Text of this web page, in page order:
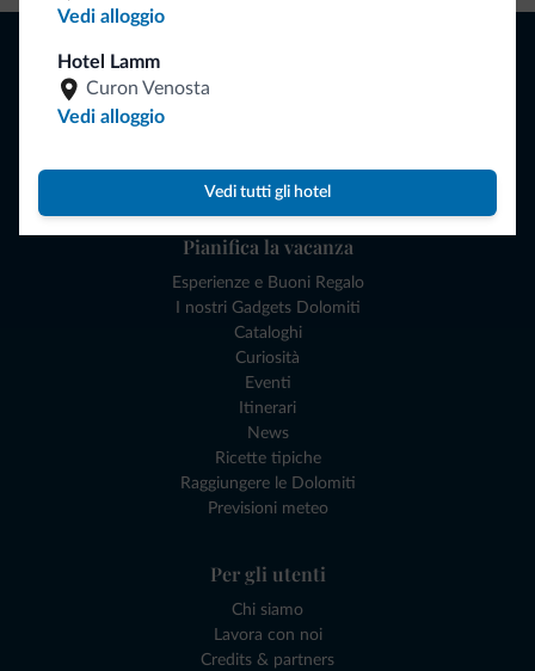
Vedi alloggio
Hotel Lamm
Curon Venosta
Vedi alloggio
Vedi tutti gli hotel
Cosa fare
Pianifica la vacanza
Esperienze e Buoni Regalo
I nostri Gadgets Dolomiti
Cataloghi
Curiosità
Eventi
Itinerari
News
Ricette tipiche
Raggiungere le Dolomiti
Previsioni meteo
Per gli utenti
Chi siamo
Lavora con noi
Credits & partners